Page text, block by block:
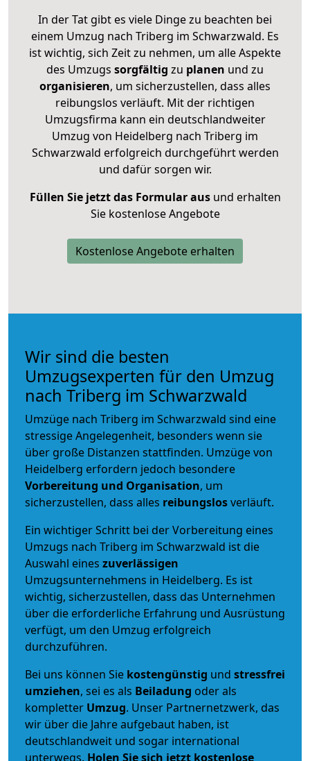
In der Tat gibt es viele Dinge zu beachten bei
einem Umzug nach Triberg im Schwarzwald. Es
ist wichtig, sich Zeit zu nehmen, um alle Aspekte
des Umzugs sorgfältig zu planen und zu
organisieren, um sicherzustellen, dass alles
reibungslos verläuft. Mit der richtigen
Umzugsfirma kann ein deutschlandweiter
Umzug von Heidelberg nach Triberg im
Schwarzwald erfolgreich durchgeführt werden
und dafür sorgen wir.
Füllen Sie jetzt das Formular ausund erhalten
Sie kostenlose Angebote
Kostenlose Angebote erhalten
Wir sind die besten
Umzugsexperten für den Umzug
nach Triberg im Schwarzwald
Umzüge nach Triberg im Schwarzwald sind eine
stressige Angelegenheit, besonders wenn sie
über große Distanzen stattfinden. Umzüge von
Heidelberg erfordern jedoch besondere
Vorbereitung und Organisation, um
sicherzustellen, dass alles reibungslosverläuft.
Ein wichtiger Schritt bei der Vorbereitung eines
Umzugs nach Triberg im Schwarzwald ist die
Auswahl eines zuverlässigen
Umzugsunternehmens in Heidelberg. Es ist
wichtig, sicherzustellen, dass das Unternehmen
über die erforderliche Erfahrung und Ausrüstung
verfügt, um den Umzug erfolgreich
durchzuführen.
Bei uns können Sie kostengünstig und stressfrei
umziehen, sei es als Beiladung oder als
kompletter Umzug. Unser Partnernetzwerk, das
wir über die Jahre aufgebaut haben, ist
deutschlandweit und sogar international
unterwegs. Holen Sie sich jetzt kostenlose